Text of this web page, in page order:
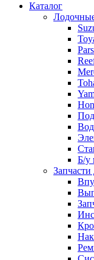
Каталог
Б/у
Запчасти